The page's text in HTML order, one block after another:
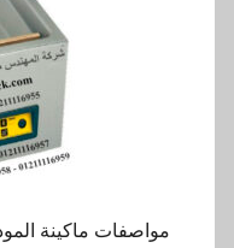
مواصفات ماكينة الموديل 601 ماركة